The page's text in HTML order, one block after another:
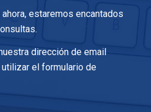
estaremos encantados
dirección de email
el formulario de